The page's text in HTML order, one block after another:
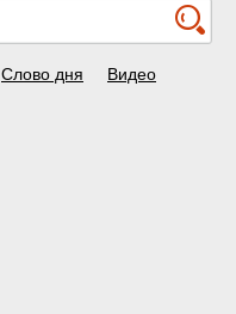
Слово дня Видео